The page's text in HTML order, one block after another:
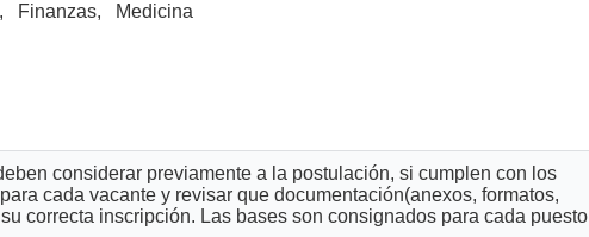
Finanzas, Medicina
considerar previamente a la postulación, si cumplen con los
cada vacante y revisar que documentación(anexos, formatos,
correcta inscripción. Las bases son consignados para cada puesto